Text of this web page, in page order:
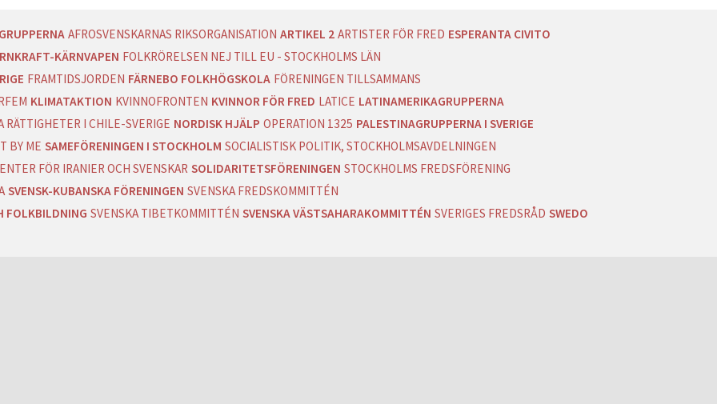
AFROSVENSKARNAS RIKSORGANISATION ARTIKEL 2 ARTISTER FÖR FRED ESPERANTA CIVITO
KÄRNVAPEN FOLKRÖRELSEN NEJ TILL EU - STOCKHOLMS LÄN
FRAMTIDSJORDEN FÄRNEBO FOLKHÖGSKOLA FÖRENINGEN TILLSAMMANS
KLIMATAKTION KVINNOFRONTEN KVINNOR FÖR FRED LATICE LATINAMERIKAGRUPPERNA
RÄTTIGHETER I CHILE-SVERIGE NORDISK HJÄLP OPERATION 1325 PALESTINAGRUPPERNA I SVERIGE
BY ME SAMEFÖRENINGEN I STOCKHOLM SOCIALISTISK POLITIK, STOCKHOLMSAVDELNINGEN
FÖR IRANIER OCH SVENSKAR SOLIDARITETSFÖRENINGEN STOCKHOLMS FREDSFÖRENING
SVENSK-KUBANSKA FÖRENINGEN SVENSKA FREDSKOMMITTÉN
FOLKBILDNING SVENSKA TIBETKOMMITTÉN SVENSKA VÄSTSAHARAKOMMITTÉN SVERIGES FREDSRÅD SWEDO